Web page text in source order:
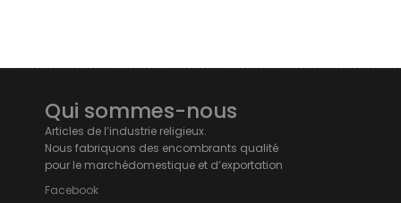
Qui sommes-nous
Articles de l’industrie religieux.
Nous fabriquons des encombrants qualité
pour le marchédomestique et d’exportation
Facebook